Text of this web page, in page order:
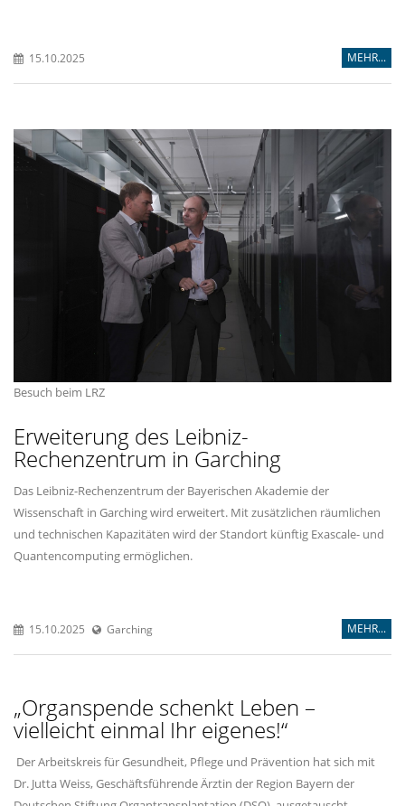
15.10.2025 MEHR...
Besuch beim LRZ
Erweiterung des Leibniz-
Rechenzentrum in Garching
Das Leibniz-Rechenzentrum der Bayerischen Akademie der
Wissenschaft in Garching wird erweitert. Mit zusätzlichen räumlichen
und technischen Kapazitäten wird der Standort künftig Exascale- und
Quantencomputing ermöglichen.
15.10.2025 Garching MEHR...
Organspende schenkt Leben –
vielleicht einmal Ihr eigenes!“
Der Arbeitskreis für Gesundheit, Pflege und Prävention hat sich mit
Dr. Jutta Weiss, Geschäftsführende Ärztin der Region Bayern der